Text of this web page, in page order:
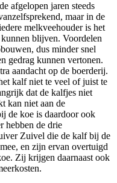
afgelopen jaren steeds
maar in de
melkveehouder is het
blijven. Voordelen
dus minder snel
gedrag kunnen vertonen.
aandacht op de boerderij.
kalf niet te veel of juist te
dat de kalfjes niet
kan niet aan de
de koe is daardoor ook
hebben de drie
Zuivel die de kalf bij de
en zijn ervan overtuigd
Zij krijgen daarnaast ook